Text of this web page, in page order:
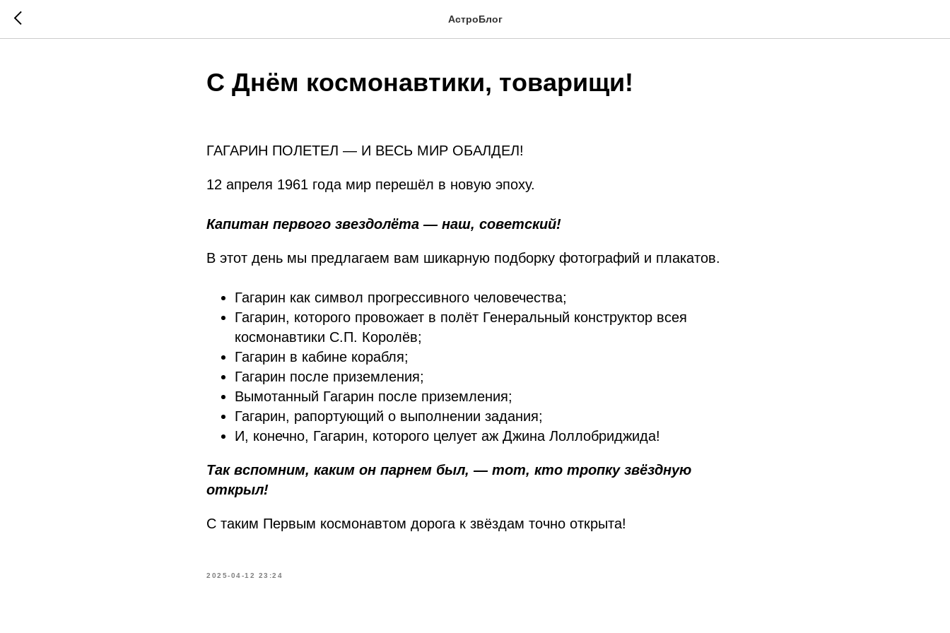
АстроБлог
С Днём космонавтики, товарищи!
ГАГАРИН ПОЛЕТЕЛ — И ВЕСЬ МИР ОБАЛДЕЛ!
12 апреля 1961 года мир перешёл в новую эпоху.
Капитан первого звездолёта — наш, советский!
В этот день мы предлагаем вам шикарную подборку фотографий и плакатов.
Гагарин как символ прогрессивного человечества;
Гагарин, которого провожает в полёт Генеральный конструктор всея
космонавтики С.П. Королёв;
Гагарин в кабине корабля;
Гагарин после приземления;
Вымотанный Гагарин после приземления;
Гагарин, рапортующий о выполнении задания;
И, конечно, Гагарин, которого целует аж Джина Лоллобриджида!
Так вспомним, каким он парнем был, — тот, кто тропку звёздную
открыл!
С таким Первым космонавтом дорога к звёздам точно открыта!
2025-04-12 23:24